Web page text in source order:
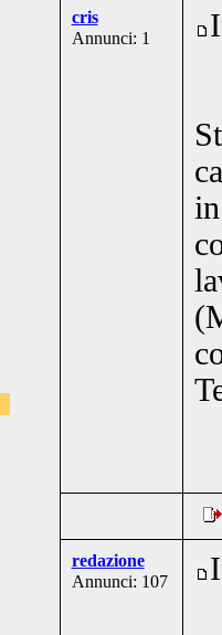
cris
Annunci: 1
redazione
Annunci: 107